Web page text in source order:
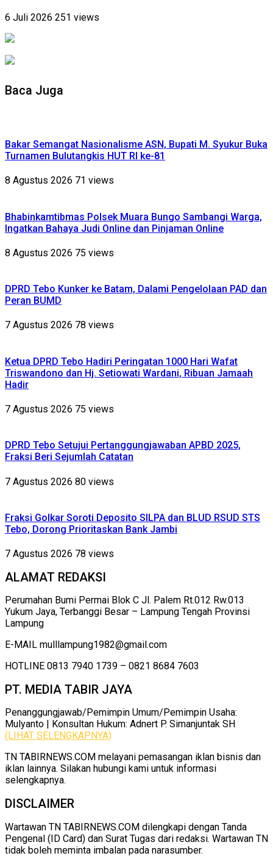
6 Juli 2026 251 views
Baca Juga
Bakar Semangat Nasionalisme ASN, Bupati M. Syukur Buka
Turnamen Bulutangkis HUT RI ke-81
8 Agustus 2026 71 views
Bhabinkamtibmas Polsek Muara Bungo Sambangi Warga,
Ingatkan Bahaya Judi Online dan Pinjaman Online
8 Agustus 2026 75 views
DPRD Tebo Kunker ke Batam, Dalami Pengelolaan PAD dan
Peran BUMD
7 Agustus 2026 78 views
Ketua DPRD Tebo Hadiri Peringatan 1000 Hari Wafat
Triswandono dan Hj. Setiowati Wardani, Ribuan Jamaah
Hadir
7 Agustus 2026 75 views
DPRD Tebo Setujui Pertanggungjawaban APBD 2025,
Fraksi Beri Sejumlah Catatan
7 Agustus 2026 80 views
Fraksi Golkar Soroti Deposito SILPA dan BLUD RSUD STS
Tebo, Dorong Prioritaskan Bank Jambi
7 Agustus 2026 78 views
ALAMAT REDAKSI
Perumahan Bumi Permai Blok C Jl. Palem Rt.012 Rw.013
Yukum Jaya, Terbanggi Besar – Lampung Tengah Provinsi
Lampung
E-MAIL mulllampung1982@gmail.com
HOTLINE 0813 7940 1739 – 0821 8684 7603
PT. MEDIA TABIR JAYA
Penanggungjawab/Pemimpin Umum/Pemimpin Usaha:
Mulyanto | Konsultan Hukum: Adnert P. Simanjuntak SH
(LIHAT SELENGKAPNYA)
TN TABIRNEWS.COM melayani pemasangan iklan bisnis dan
iklan lainnya. Silakan hubungi kami untuk informasi
selengkapnya.
DISCLAIMER
Wartawan TN TABIRNEWS.COM dilengkapi dengan Tanda
Pengenal (ID Card) dan Surat Tugas dari redaksi. Wartawan TN
tidak boleh meminta imbalan pada narasumber.